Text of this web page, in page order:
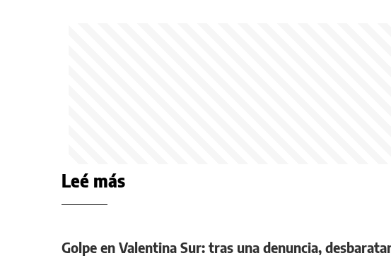
Leé más
Golpe en Valentina Sur: tras una denuncia,